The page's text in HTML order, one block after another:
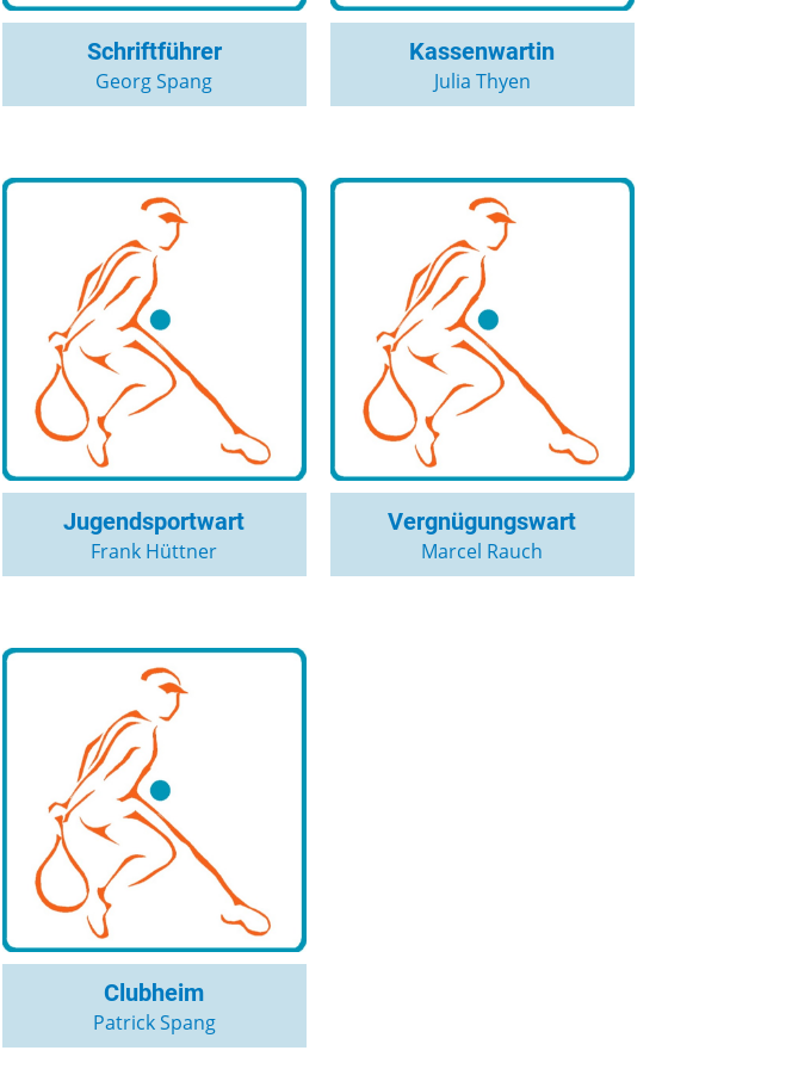
Schriftführer
Georg Spang
Kassenwartin
Julia Thyen
Jugendsportwart
Frank Hüttner
Vergnügungswart
Marcel Rauch
Clubheim
Patrick Spang